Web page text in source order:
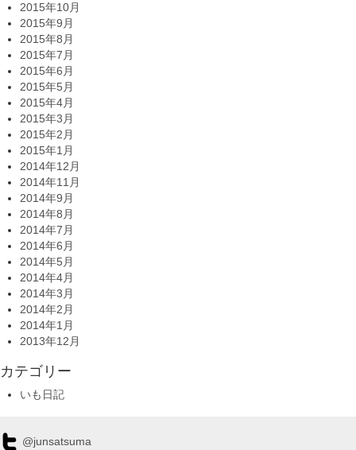
2015年10月
2015年9月
2015年8月
2015年7月
2015年6月
2015年5月
2015年4月
2015年3月
2015年2月
2015年1月
2014年12月
2014年11月
2014年9月
2014年8月
2014年7月
2014年6月
2014年5月
2014年4月
2014年3月
2014年2月
2014年1月
2013年12月
カテゴリー
いも日記
@junsatsuma